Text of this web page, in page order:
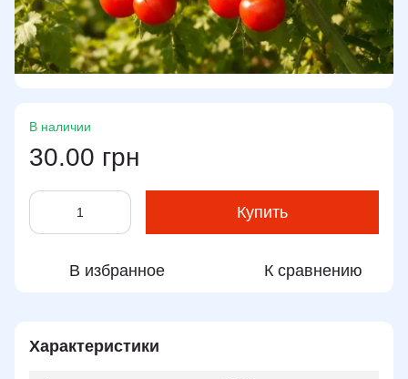
В наличии
30.00 грн
Купить
В избранное К сравнению
Характеристики